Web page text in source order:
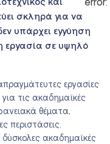
error:
και
σκληρά για να
υπάρχει εγγύηση
εργασία σε υψηλό
εργασίες
τις ακαδημαϊκές
θέματα,
περιστάσεις.
δύσκολες ακαδημαϊκές